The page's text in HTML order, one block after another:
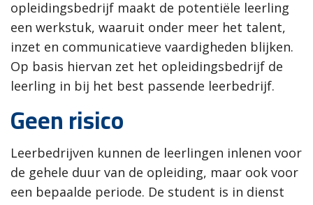
opleidingsbedrijf maakt de potentiële leerling
een werkstuk, waaruit onder meer het talent,
inzet en communicatieve vaardigheden blijken.
Op basis hiervan zet het opleidingsbedrijf de
leerling in bij het best passende leerbedrijf.
Geen risico
Leerbedrijven kunnen de leerlingen inlenen voor
de gehele duur van de opleiding, maar ook voor
een bepaalde periode. De student is in dienst